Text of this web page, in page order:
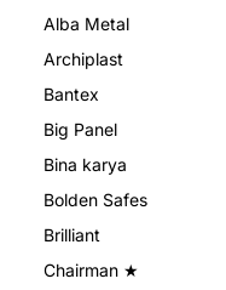
Alba Metal
Archiplast
Bantex
Big Panel
Bina karya
Bolden Safes
Brilliant
Chairman ★